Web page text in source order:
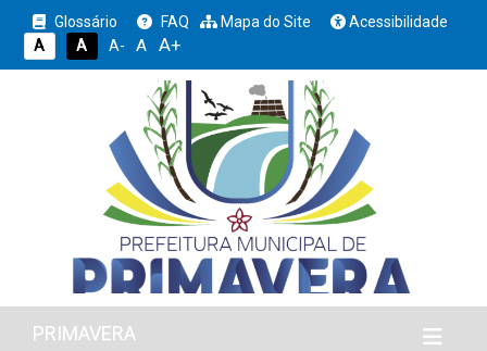
Glossário FAQ Mapa do Site
Acessibilidade
A
A A- A A+
PRIMAVERA